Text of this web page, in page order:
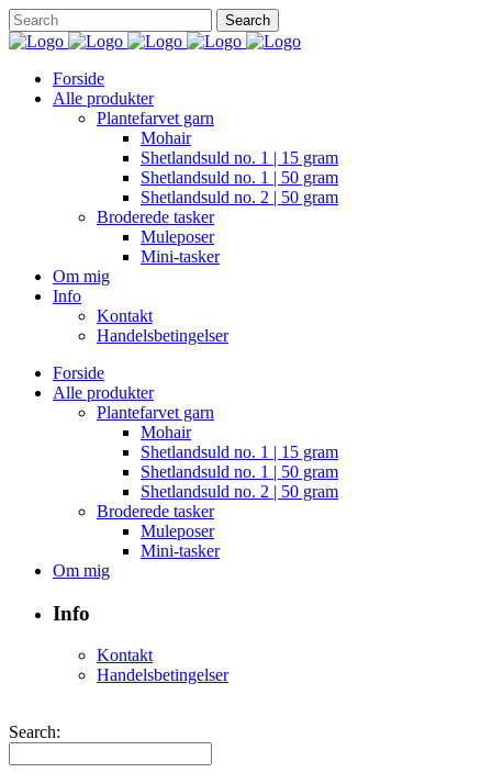
Forside
Alle produkter
Plantefarvet garn
Mohair
Shetlandsuld no. 1 | 15 gram
Shetlandsuld no. 1 | 50 gram
Shetlandsuld no. 2 | 50 gram
Broderede tasker
Muleposer
Mini-tasker
Om mig
Info
Kontakt
Handelsbetingelser
Forside
Alle produkter
Plantefarvet garn
Mohair
Shetlandsuld no. 1 | 15 gram
Shetlandsuld no. 1 | 50 gram
Shetlandsuld no. 2 | 50 gram
Broderede tasker
Muleposer
Mini-tasker
Om mig
Info
Kontakt
Handelsbetingelser
Search: